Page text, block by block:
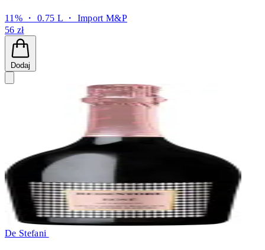
11% ・ 0.75 L ・ Import M&P
56 zł
Dodaj
De Stefani